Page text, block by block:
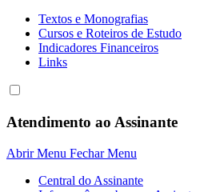
Textos e Monografias
Cursos e Roteiros de Estudo
Indicadores Financeiros
Links
Atendimento ao Assinante
Abrir Menu Fechar Menu
Central do Assinante